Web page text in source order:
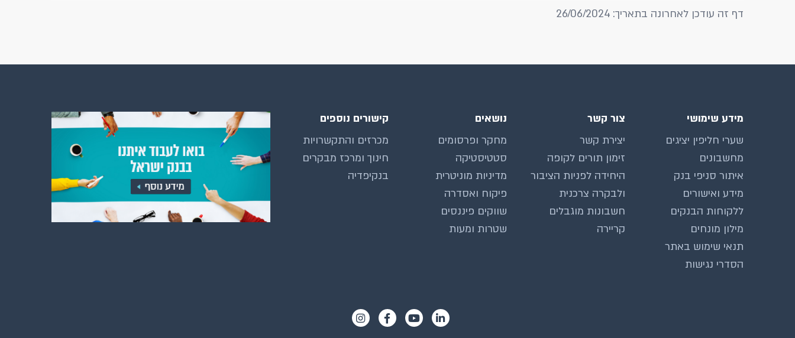
דף זה עודכן לאחרונה בתאריך: 26/06/2024
מידע שימושי
שערי חליפין יציגים
מחשבונים
איתור סניפי בנק
מידע ואישורים
ללקוחות הבנקים
מילון מונחים
תנאי שימוש באתר
הסדרי נגישות
צור קשר
יצירת קשר
זימון תורים לקופה
היחידה לפניות הציבור
ולבקרה צרכנית
חשבונות מוגבלים
קריירה
נושאים
מחקר ופרסומים
סטטיסטיקה
מדיניות מוניטרית
פיקוח ואסדרה
שווקים פיננסים
שטרות ומעות
קישורים נוספים
מכרזים והתקשרויות
חינוך ומרכז מבקרים
בנקיפדיה